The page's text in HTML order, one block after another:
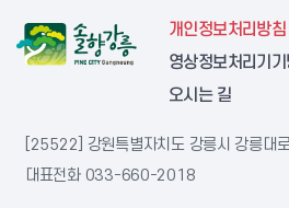
개인정보처리방침
영상정보처리기
오시는 길
[25522] 강원특별자치도 강릉시 강릉대
대표전화 033-660-2018